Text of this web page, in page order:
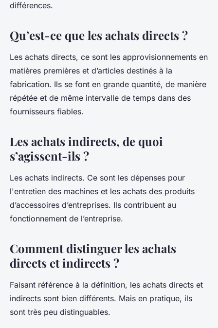
différences.
Qu’est-ce que les achats directs ?
Les achats directs, ce sont les approvisionnements en
matières premières et d’articles destinés à la
fabrication. Ils se font en grande quantité, de manière
répétée et de même intervalle de temps dans des
fournisseurs fiables.
Les achats indirects, de quoi
s’agissent-ils ?
Les achats indirects. Ce sont les dépenses pour
l'entretien des machines et les achats des produits
d’accessoires d’entreprises. Ils contribuent au
fonctionnement de l’entreprise.
Comment distinguer les achats
directs et indirects ?
Faisant référence à la définition, les achats directs et
indirects sont bien différents. Mais en pratique, ils
sont très peu distinguables.